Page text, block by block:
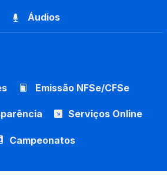
Áudios
Emissão NFSe/CFSe
Serviços Online
Campeonatos